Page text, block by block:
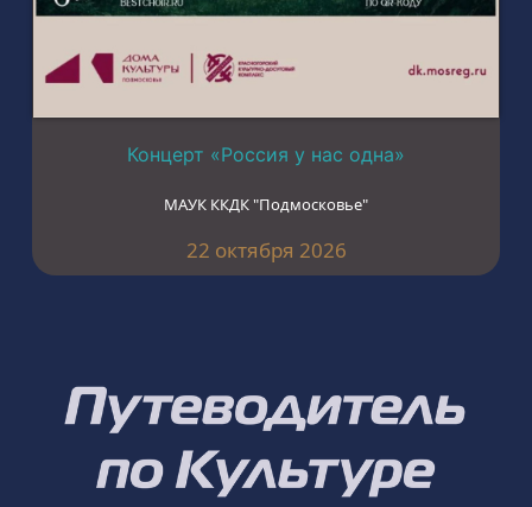
Концерт «Россия у нас одна»
МАУК ККДК "Подмосковье"
22 октября 2026